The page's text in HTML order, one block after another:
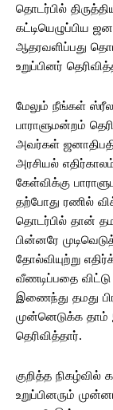
தொடர்பில்
கட்டியெழுப்பிய
ஆதரவளிப்பது
உறுப்பினர்
மேலும் நீங்கள்
பாராளுமன்றம்
அவர்கள்
அரசியல்
கேள்விக்கு
தற்போது ரணில்
தொடர்பில் தான்
பின்னரே
தோல்வியுற்று
வீணடிப்பதை விட்டு
இணைந்து தமது
முன்னெடுக்க தாம்
தெரிவித்தார்.
குறித்த
உறுப்பினரும்